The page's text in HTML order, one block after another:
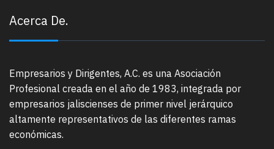
Acerca De.
Empresarios y Dirigentes, A.C. es una Asociación
Profesional creada en el año de 1983, integrada por
empresarios jaliscienses de primer nivel jerárquico
altamente representativos de las diferentes ramas
económicas.